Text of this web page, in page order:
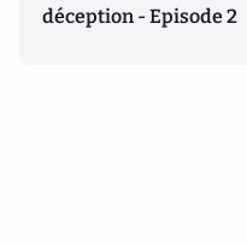
déception - Episode 2